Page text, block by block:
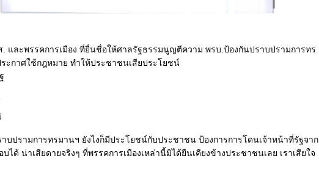
และพรรคการเมือง ที่ยื่นชื่อให้ศาลรัฐธรรมนูญตีความ พรบ.ป้องกันปราบปรามการทร
ะกาศใช้กฎหมาย ทำให้ประชาชนเสียประโยชน์
บปรามการทรมานฯ ยังไงก็มีประโยชน์กับประชาชน ป้องการการโดนเจ้าหน้าที่รัฐจาก
ได้ น่าเสียดายจริงๆ ที่พรรคการเมืองเหล่านี้มิได้ยืนเคียงข้างประชาชนเลย เราเสียใจ